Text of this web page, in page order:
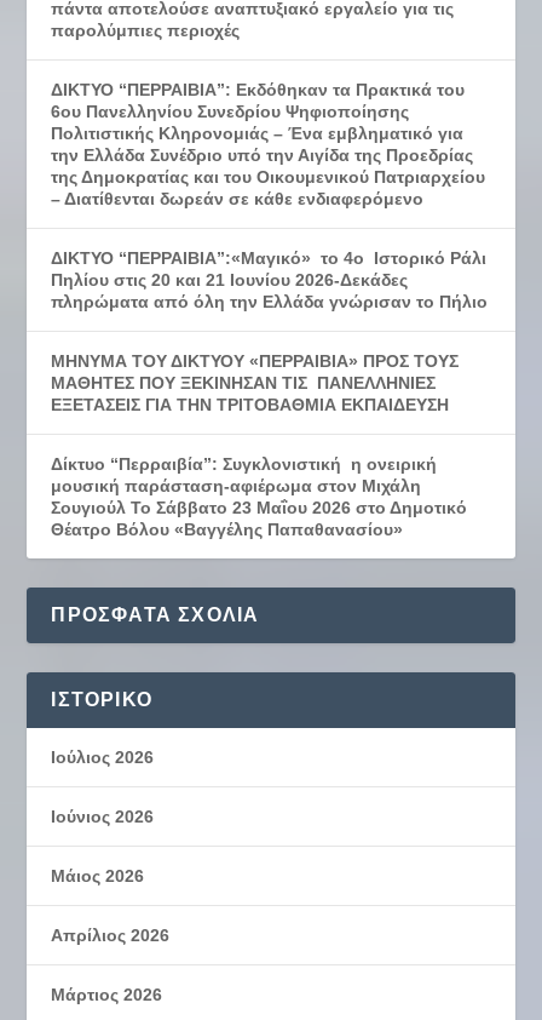
πάντα αποτελούσε αναπτυξιακό εργαλείο για τις
παρολύμπιες περιοχές
ΔΙΚΤΥΟ “ΠΕΡΡΑΙΒΙΑ”: Εκδόθηκαν τα Πρακτικά του
6ου Πανελληνίου Συνεδρίου Ψηφιοποίησης
Πολιτιστικής Κληρονομιάς – Ένα εμβληματικό για
την Ελλάδα Συνέδριο υπό την Αιγίδα της Προεδρίας
της Δημοκρατίας και του Οικουμενικού Πατριαρχείου
– Διατίθενται δωρεάν σε κάθε ενδιαφερόμενο
ΔΙΚΤΥΟ “ΠΕΡΡΑΙΒΙΑ”:«Μαγικό» το 4ο Ιστορικό Ράλι
Πηλίου στις 20 και 21 Ιουνίου 2026-Δεκάδες
πληρώματα από όλη την Ελλάδα γνώρισαν το Πήλιο
ΜΗΝΥΜΑ ΤΟΥ ΔΙΚΤΥΟΥ «ΠΕΡΡΑΙΒΙΑ» ΠΡΟΣ ΤΟΥΣ
ΜΑΘΗΤΕΣ ΠΟΥ ΞΕΚΙΝΗΣΑΝ ΤΙΣ ΠΑΝΕΛΛΗΝΙΕΣ
ΕΞΕΤΑΣΕΙΣ ΓΙΑ ΤΗΝ ΤΡΙΤΟΒΑΘΜΙΑ ΕΚΠΑΙΔΕΥΣΗ
Δίκτυο “Περραιβία”: Συγκλονιστική η ονειρική
μουσική παράσταση-αφιέρωμα στον Μιχάλη
Σουγιούλ Το Σάββατο 23 Μαΐου 2026 στο Δημοτικό
Θέατρο Βόλου «Βαγγέλης Παπαθανασίου»
ΠΡΌΣΦΑΤΑ ΣΧΌΛΙΑ
ΙΣΤΟΡΙΚΌ
Ιούλιος 2026
Ιούνιος 2026
Μάιος 2026
Απρίλιος 2026
Μάρτιος 2026